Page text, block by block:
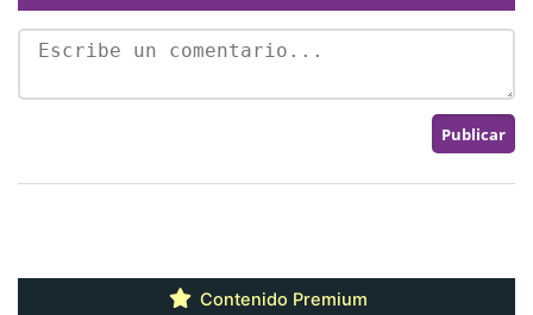
Contenido Premium